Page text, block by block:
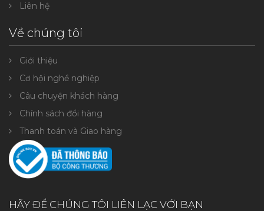
Liên hệ
Về chúng tôi
Giới thiệu
Cơ hội nghề nghiệp
Câu chuyện khách hàng
Chính sách đổi hàng
Thanh toán và Giao hàng
HÃY ĐỂ CHÚNG TÔI LIÊN LẠC VỚI BẠN